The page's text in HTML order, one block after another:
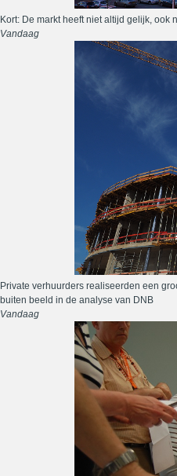
Kort: De markt heeft niet altijd gelijk, ook
Vandaag
Private verhuurders realiseerden een
buiten beeld in de analyse van DNB
Vandaag